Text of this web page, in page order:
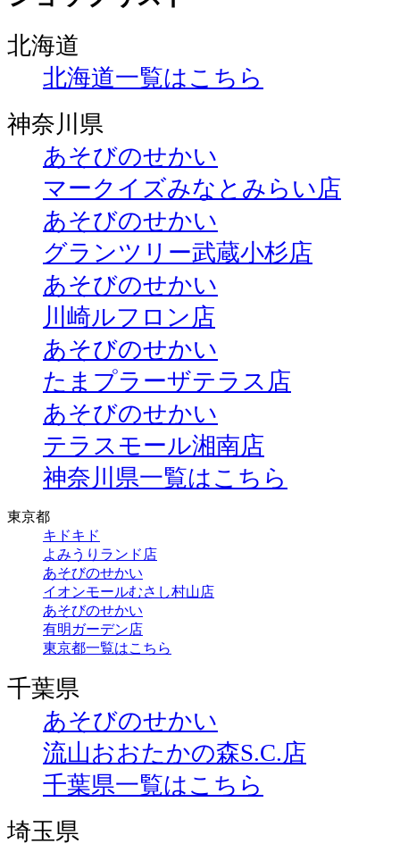
北海道
北海道一覧はこちら
神奈川県
あそびのせかい
マークイズみなとみらい店
あそびのせかい
グランツリー武蔵小杉店
あそびのせかい
川崎ルフロン店
あそびのせかい
たまプラーザテラス店
あそびのせかい
テラスモール湘南店
神奈川県一覧はこちら
東京都
キドキド
よみうりランド店
あそびのせかい
イオンモールむさし村山店
あそびのせかい
有明ガーデン店
東京都一覧はこちら
千葉県
あそびのせかい
流山おおたかの森S.C.店
千葉県一覧はこちら
埼玉県